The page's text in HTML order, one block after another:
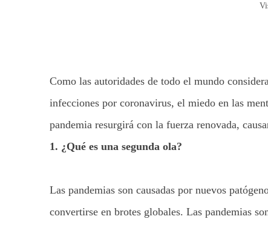
Como las autoridades de todo el mundo
infecciones por coronavirus, el miedo en las
pandemia resurgirá con la fuerza renovada,
1. ¿Qué es una segunda ola?
Las pandemias son causadas por nuevos
convertirse en brotes globales. Las pandemias